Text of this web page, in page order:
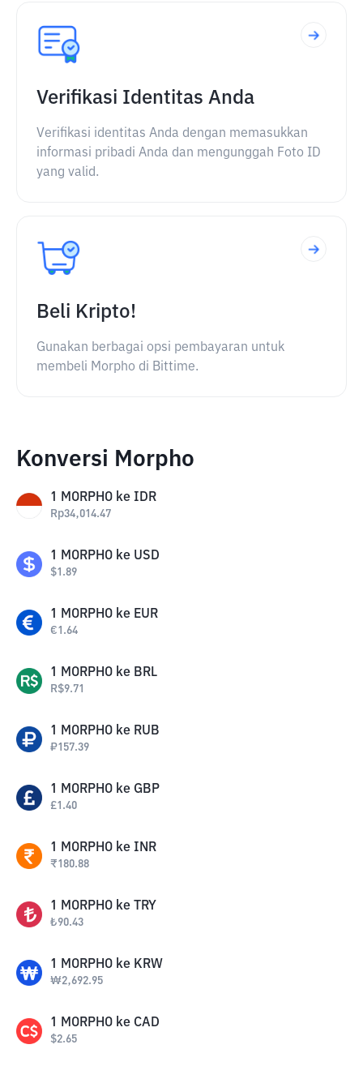
Verifikasi Identitas Anda
Verifikasi identitas Anda dengan memasukkan
informasi pribadi Anda dan mengunggah Foto ID
yang valid.
Beli Kripto!
Gunakan berbagai opsi pembayaran untuk
membeli Morpho di Bittime.
Konversi Morpho
1 MORPHO ke IDR
Rp34,014.47
1 MORPHO ke USD
$1.89
1 MORPHO ke EUR
€1.64
1 MORPHO ke BRL
R$9.71
1 MORPHO ke RUB
₽157.39
1 MORPHO ke GBP
£1.40
1 MORPHO ke INR
₹180.88
1 MORPHO ke TRY
₺90.43
1 MORPHO ke KRW
₩2,692.95
1 MORPHO ke CAD
$2.65